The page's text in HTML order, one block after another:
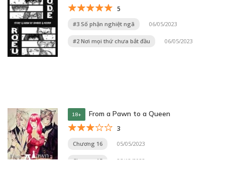
5
#3 Số phận nghiệt ngã 06/05/2023
#2 Nơi mọi thứ chưa bắt đầu 06/05/2023
18+ From a Pawn to a Queen
3
Chương 16 05/05/2023
Chương 15 25/12/2022